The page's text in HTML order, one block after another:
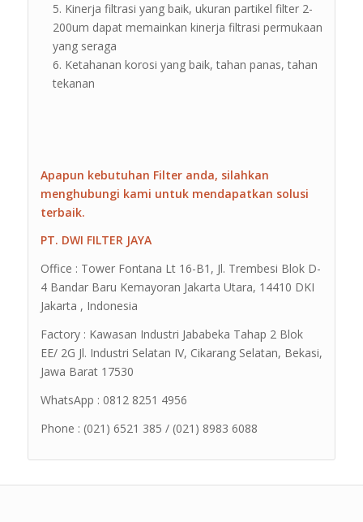
Kinerja filtrasi yang baik, ukuran partikel filter 2-
200um dapat memainkan kinerja filtrasi permukaan
yang seraga
Ketahanan korosi yang baik, tahan panas, tahan
tekanan
Apapun kebutuhan Filter anda, silahkan
menghubungi kami untuk mendapatkan solusi
terbaik.
PT. DWI FILTER JAYA
Office : Tower Fontana Lt 16-B1, Jl. Trembesi Blok D-
4 Bandar Baru Kemayoran Jakarta Utara, 14410 DKI
Jakarta , Indonesia
Factory : Kawasan Industri Jababeka Tahap 2 Blok
EE/ 2G Jl. Industri Selatan IV, Cikarang Selatan, Bekasi,
Jawa Barat 17530
WhatsApp : 0812 8251 4956
Phone : (021) 6521 385 / (021) 8983 6088